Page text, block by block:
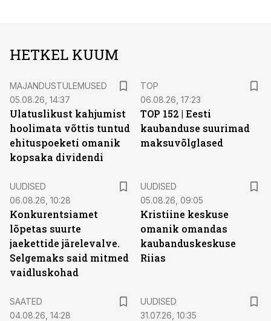
HETKEL KUUM
MAJANDUSTULEMUSED
05.08.26, 14:37
Ulatuslikust kahjumist
hoolimata võttis tuntud
ehituspoeketi omanik
kopsaka dividendi
TOP
06.08.26, 17:23
TOP 152 | Eesti
kaubanduse suurimad
maksuvõlglased
UUDISED
06.08.26, 10:28
Konkurentsiamet
lõpetas suurte
jaekettide järelevalve.
Selgemaks said mitmed
vaidluskohad
UUDISED
05.08.26, 09:05
Kristiine keskuse
omanik omandas
kaubanduskeskuse
Riias
SAATED
04.08.26, 14:28
UUDISED
31.07.26, 10:35